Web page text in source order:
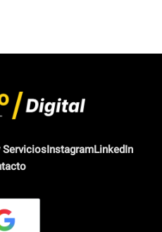
InstagramLinkedIn